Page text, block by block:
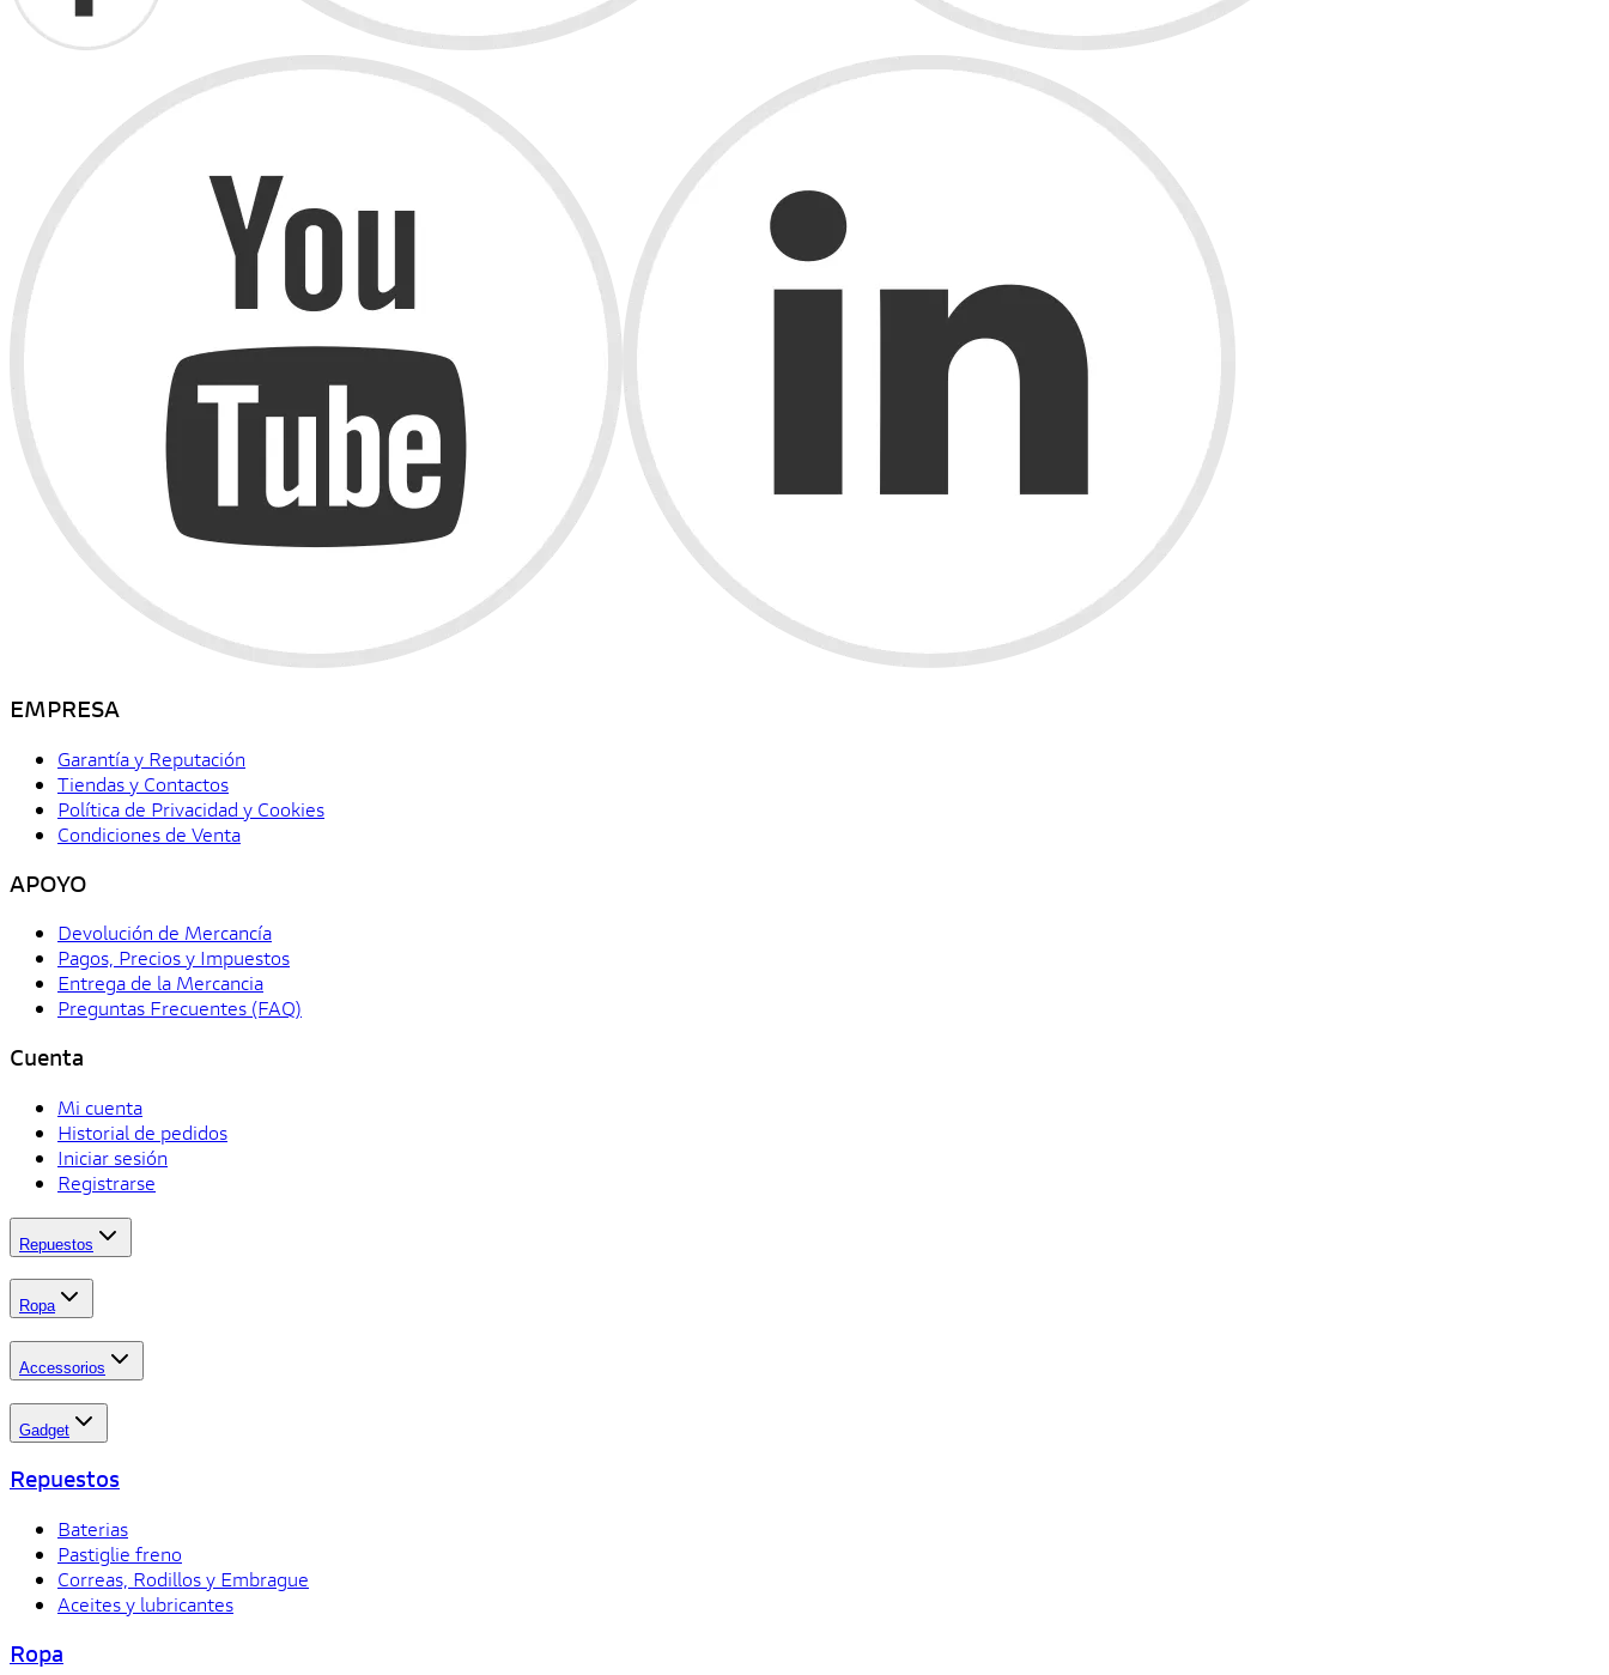
EMPRESA
Garantía y Reputación
Tiendas y Contactos
Política de Privacidad y Cookies
Condiciones de Venta
APOYO
Devolución de Mercancía
Pagos, Precios y Impuestos
Entrega de la Mercancia
Preguntas Frecuentes (FAQ)
Cuenta
Mi cuenta
Historial de pedidos
Iniciar sesión
Registrarse
Repuestos
Ropa
Accessorios
Gadget
Repuestos
Baterias
Pastiglie freno
Correas, Rodillos y Embrague
Aceites y lubricantes
Ropa